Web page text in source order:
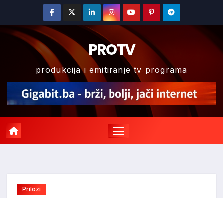
content
PROTV
produkcija i emitiranje tv programa
Prilozi